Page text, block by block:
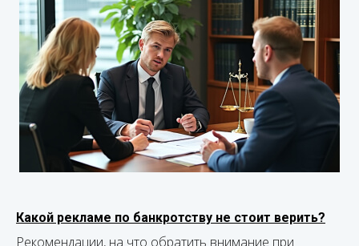
Какой рекламе по банкротству не стоит верить?
Рекомендации, на что обратить внимание при